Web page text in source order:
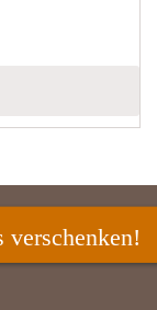
verschenken!